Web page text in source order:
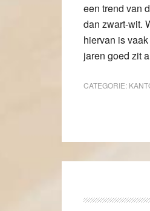
een trend van
dan zwart-wit.
hiervan is
jaren goed zit
CATEGORIE: